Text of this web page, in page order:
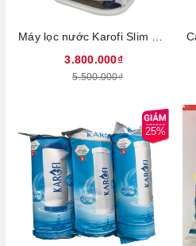
3.800.000₫
5.500.000₫
25%